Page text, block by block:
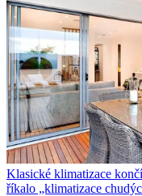
Klasické klimatizace
říkalo „klimatizace